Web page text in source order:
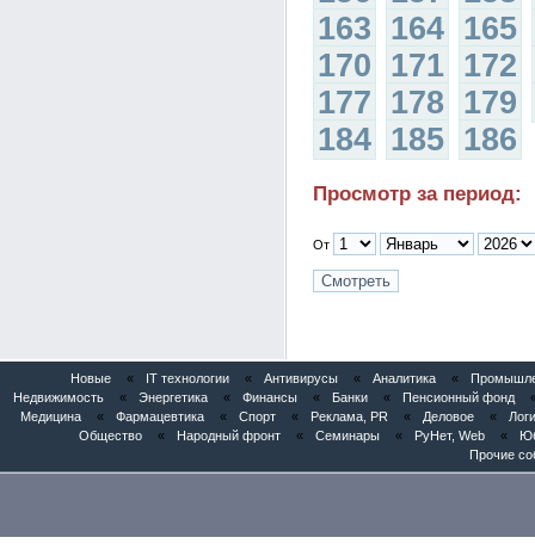
163 164 165
170 171 172
177 178 179
184 185 186
Просмотр за период:
От
Новые « IT технологии « Антивирусы « Аналитика «
Недвижимость
« Энергетика « Финансы « Банки « Пенсионный фонд
Медицина
« Фармацевтика « Спорт « Реклама, PR « Деловое «
Общество
« Народный фронт « Семинары « РуНет, Web «
Прочие